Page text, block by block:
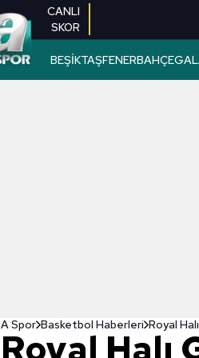
CANLI
SKOR
BEŞİKTAŞFENERBAHÇE
A Spor Basketbol Haberleri Royal
Royal